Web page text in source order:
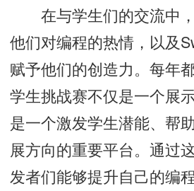
在与学生们的交流中
他们对编程的热情，以及
赋予他们的创造力。每年
学生挑战赛不仅是一个展
是一个激发学生潜能、帮
展方向的重要平台。通过
发者们能够提升自己的编